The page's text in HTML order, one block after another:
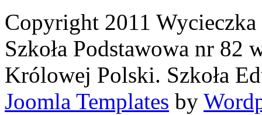
Copyright 2011
Szkoła Podstawowa nr
Królowej Polski. Szkoła
Joomla Templates by